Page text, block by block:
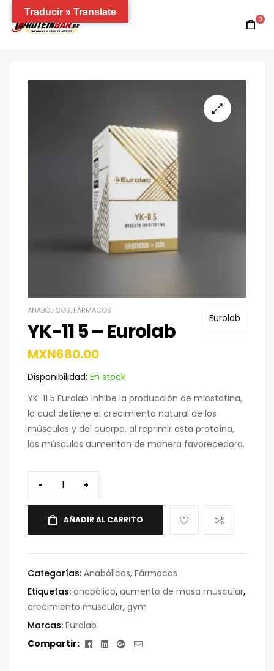
0
Eurolab
ANABÓLICOS, FÁRMACOS
YK-11 5 – Eurolab
MXN680.00
Disponibilidad: En stock
YK-11 5 Eurolab inhibe la producción de miostatina,
la cual detiene el crecimiento natural de los
músculos y del cuerpo, al reprimir esta proteína,
los músculos aumentan de manera favorecedora.
- +
AÑADIR AL CARRITO
Categorías: Anabólicos, Fármacos
Etiquetas: anabólico, aumento de masa muscular,
crecimiento muscular, gym
Marcas: Eurolab
Compartir:
Facebook
LinkedinGoogle+
Correo
Traducir » Translate